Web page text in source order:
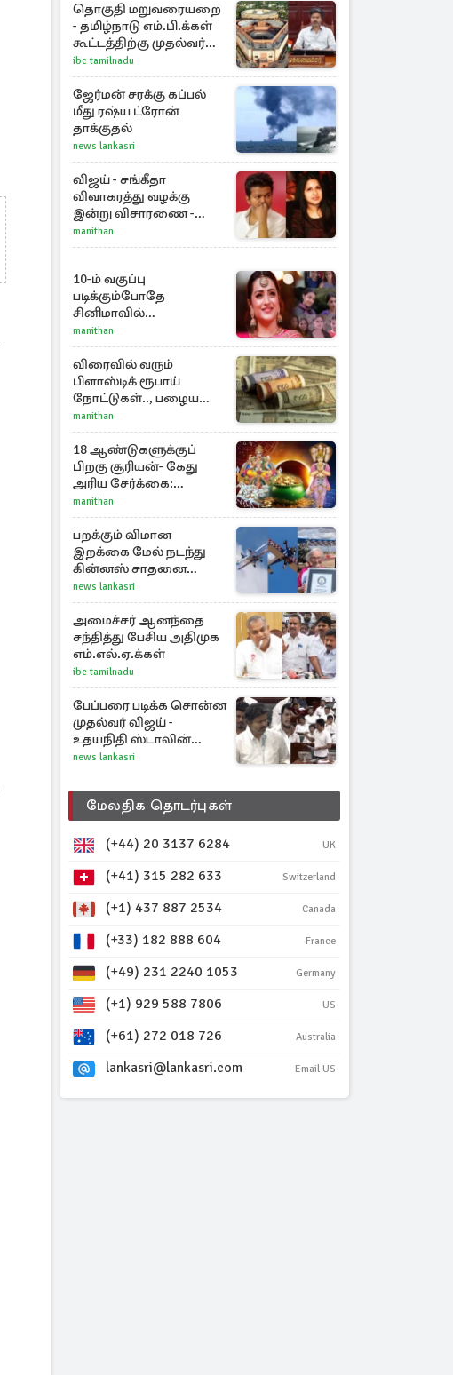
தொகுதி மறுவரையறை
- தமிழ்நாடு எம்.பி.க்கள்
கூட்டத்திற்கு முதல்வர்
விஜய் அழைப்பு
ibc tamilnadu
ஜேர்மன் சரக்கு கப்பல்
மீது ரஷ்ய ட்ரோன்
தாக்குதல்
news lankasri
விஜய் - சங்கீதா
விவாகரத்து வழக்கு
இன்று விசாரணை -
காணொளி மூலம்
ஆஜராக வாய்ப்பு
manithan
10-ம் வகுப்பு
படிக்கும்போதே
சினிமாவில்
அறிமுகமான த்ரிஷா!
உண்மையை பகிர்ந்த
இயக்குநர் பிரவீன் காந்தி
manithan
விரைவில் வரும்
பிளாஸ்டிக் ரூபாய்
நோட்டுகள்.., பழைய
காகித நோட்டுகள்
செல்லுமா?
manithan
18 ஆண்டுகளுக்குப்
பிறகு சூரியன்- கேது
அரிய சேர்க்கை:
அதிர்ஷ்டம் பெறும் 3
ராசிகள்!
manithan
பறக்கும் விமான
இறக்கை மேல் நடந்து
கின்னஸ் சாதனை
படைத்த 97 வயது
மூதாட்டி
news lankasri
அமைச்சர் ஆனந்தை
சந்தித்து பேசிய அதிமுக
எம்.எல்.ஏ.க்கள்
ibc tamilnadu
பேப்பரை படிக்க சொன்ன
முதல்வர் விஜய் -
உதயநிதி ஸ்டாலின்
கொடுத்த பதிலடி
news lankasri
மேலதிக தொடர்புகள்
(+44) 20 3137 6284 UK
(+41) 315 282 633 Switzerland
(+1) 437 887 2534 Canada
(+33) 182 888 604 France
(+49) 231 2240 1053 Germany
(+1) 929 588 7806 US
(+61) 272 018 726 Australia
lankasri@lankasri.com Email US